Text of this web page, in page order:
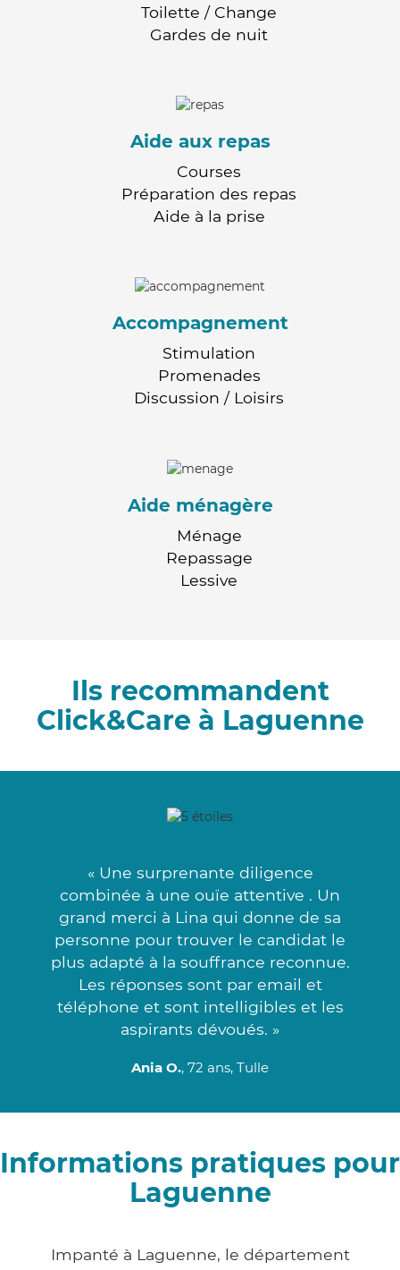
Toilette / Change
Gardes de nuit
Aide aux repas
Courses
Préparation des repas
Aide à la prise
Accompagnement
Stimulation
Promenades
Discussion / Loisirs
Aide ménagère
Ménage
Repassage
Lessive
Ils recommandent
Click&Care à Laguenne
« Une surprenante diligence
combinée à une ouïe attentive . Un
grand merci à Lina qui donne de sa
personne pour trouver le candidat le
plus adapté à la souffrance reconnue.
Les réponses sont par email et
téléphone et sont intelligibles et les
aspirants dévoués. »
Ania O., 72 ans, Tulle
Informations pratiques pour
Laguenne
Impanté à Laguenne, le département